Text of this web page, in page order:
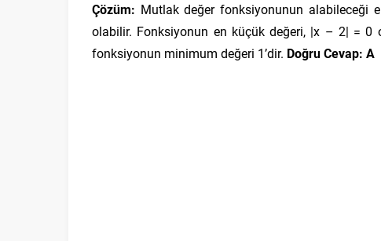
Çözüm: Mutlak değer fonksiyonunun alabileceği
olabilir. Fonksiyonun en küçük değeri, |x – 2| =
fonksiyonun minimum değeri 1’dir. Doğru Cevap: A